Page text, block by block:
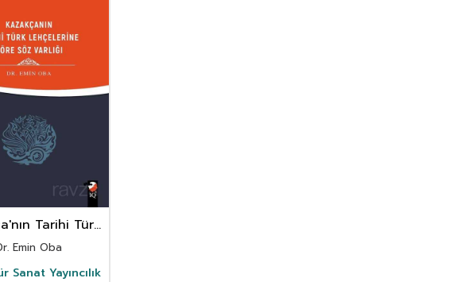
Tarihi Türk
Göre Söz
Varlığı
Emin Oba
Sanat Yayıncılık